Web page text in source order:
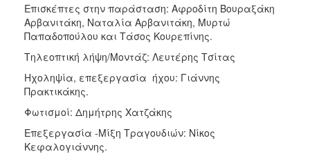
Επισκέπτες στην παράσταση: Αφροδίτη Βουραξάκη
Αρβανιτάκη, Ναταλία Αρβανιτάκη, Μυρτώ
Παπαδοπούλου και Τάσος Κουρεπίνης.
Τηλεοπτική λήψη/Μοντάζ: Λευτέρης Τσίτας
Ηχοληψία, επεξεργασία ήχου: Γιάννης
Πρακτικάκης.
Φωτισμοί: Δημήτρης Χατζάκης
Επεξεργασία -Μίξη Τραγουδιών: Νίκος
Κεφαλογιάννης.